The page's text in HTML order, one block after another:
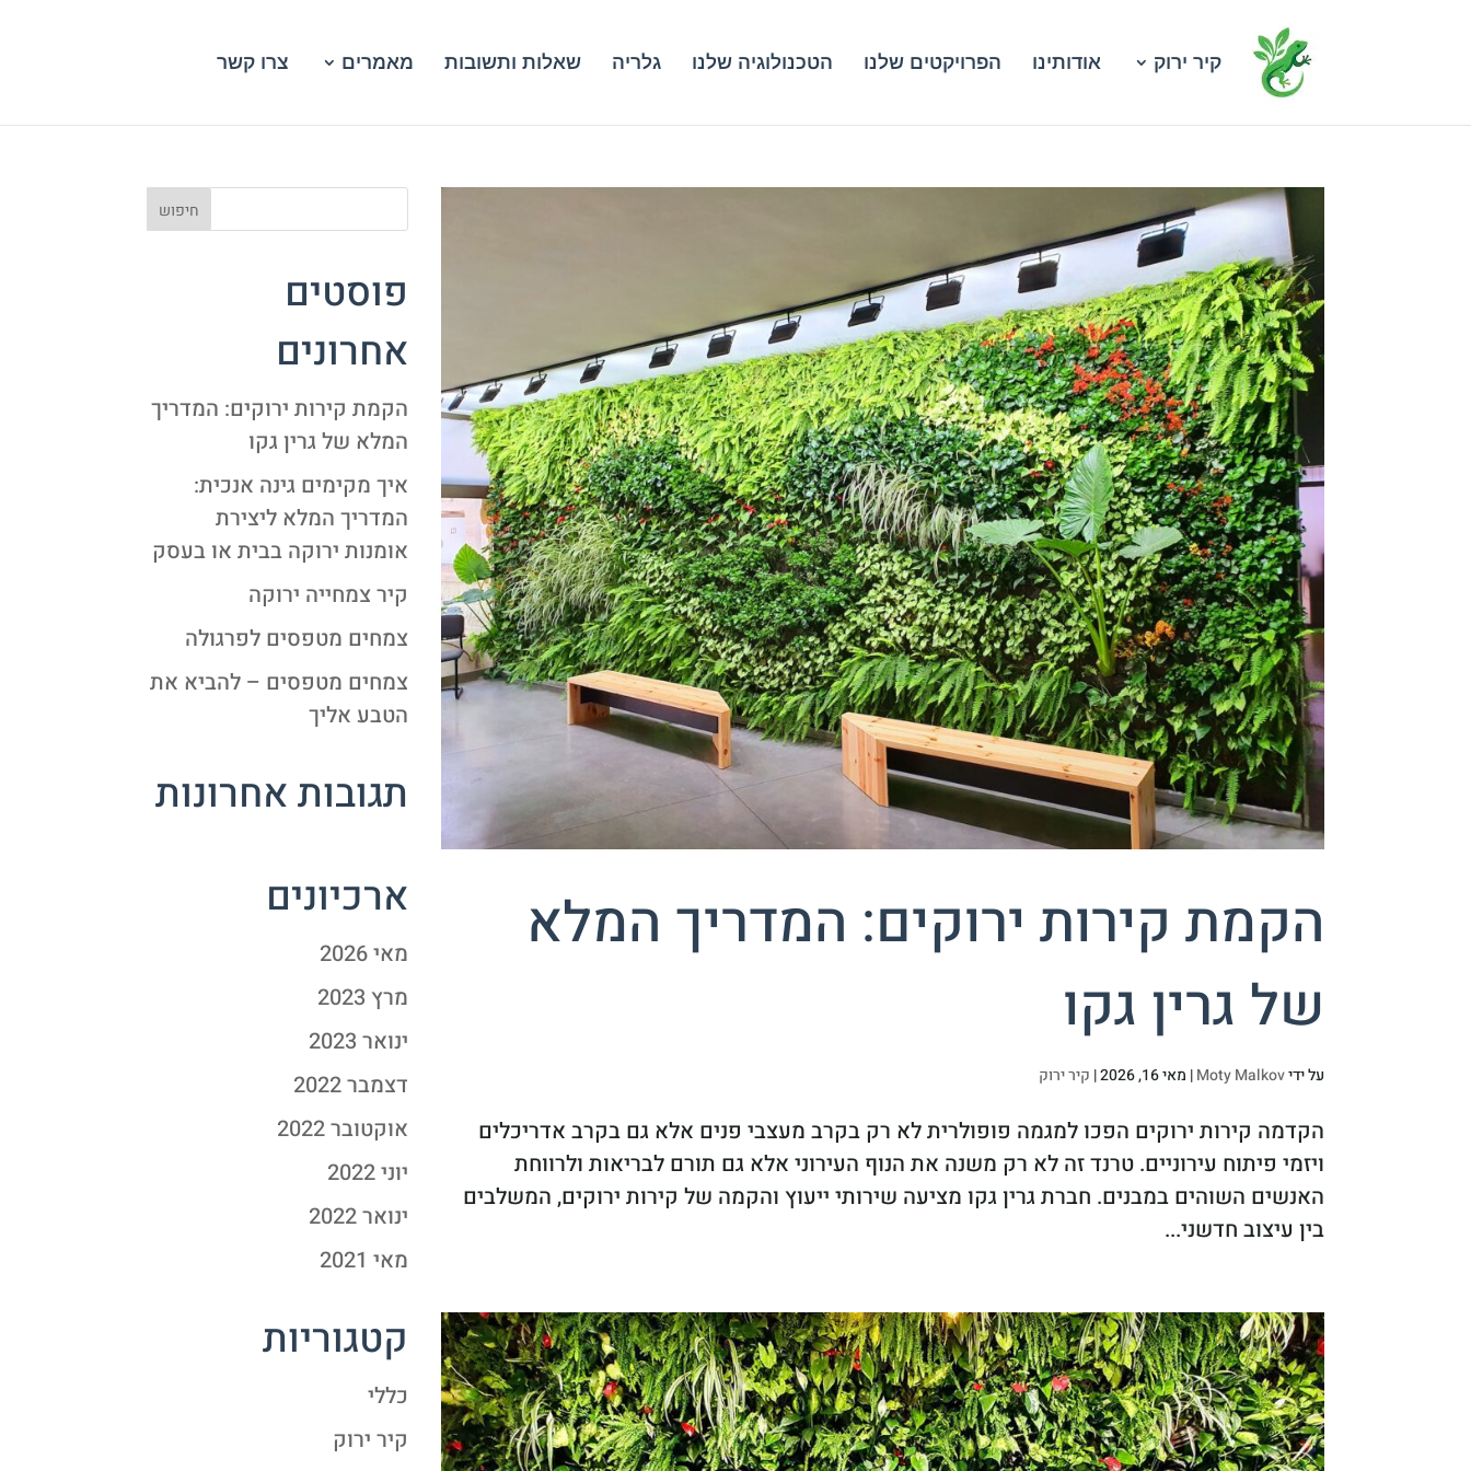
קיר ירוק אודותינו הפרויקטים שלנו הטכנולוגיה שלנו גלריה שאלות ותשובות מאמרים צרו קשר
הקמת קירות ירוקים: המדריך המלא
של גרין גקו
על ידיMoty Malkov
| מאי 16, 2026 | קיר ירוק
הקדמה קירות ירוקים הפכו למגמה פופולרית לא רק בקרב מעצבי פנים אלא גם בקרב אדריכלים
ויזמי פיתוח עירוניים. טרנד זה לא רק משנה את הנוף העירוני אלא גם תורם לבריאות ולרווחת
האנשים השוהים במבנים. חברת גרין גקו מציעה שירותי ייעוץ והקמה של קירות ירוקים, המשלבים
בין עיצוב חדשני...
פוסטים
אחרונים
הקמת קירות ירוקים: המדריך
המלא של גרין גקו
איך מקימים גינה אנכית:
המדריך המלא ליצירת
אומנות ירוקה בבית או בעסק
קיר צמחייה ירוקה
צמחים מטפסים לפרגולה
צמחים מטפסים – להביא את
הטבע אליך
תגובות אחרונות
ארכיונים
מאי 2026
מרץ 2023
ינואר 2023
דצמבר 2022
אוקטובר 2022
יוני 2022
ינואר 2022
מאי 2021
קטגוריות
כללי
קיר ירוק